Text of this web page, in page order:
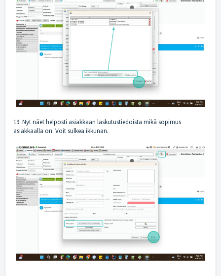
19. Nyt näet helposti asiakkaan laskutustiedoista mikä sopimus
asiakkaalla on. Voit sulkea ikkunan.